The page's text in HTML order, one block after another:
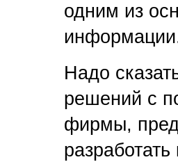
одним из
Надо
решений с
фирмы,